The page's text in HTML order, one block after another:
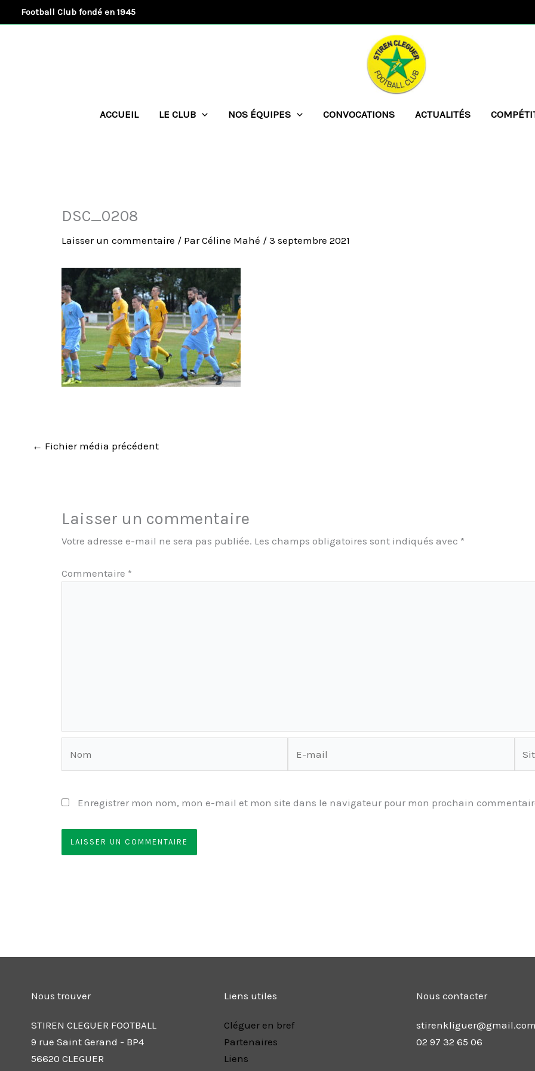
au
Football Club fondé en 1945
ACCUEIL LE CLUB NOS ÉQUIPES CONVOCATIONS ACTUALITÉS
DSC_0208
Laisser un commentaire / ParCéline Mahé / 3 septembre 2021
← Fichier média précédent
Laisser un commentaire
Votre adresse e-mail ne sera pas publiée. Les champs obligatoires sont indiqués avec *
Commentaire *
Enregistrer mon nom, mon e-mail et mon site dans le navigateur pour mon prochain
Nous trouver
STIREN CLEGUER FOOTBALL
9 rue Saint Gerand - BP4
56620 CLEGUER
Liens utiles
Cléguer en bref
Partenaires
Liens
Nous contacter
02 97 32 65 06